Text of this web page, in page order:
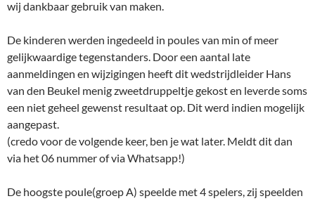
wij dankbaar gebruik van maken.
De kinderen werden ingedeeld in poules van min of meer
gelijkwaardige tegenstanders. Door een aantal late
aanmeldingen en wijzigingen heeft dit wedstrijdleider Hans
van den Beukel menig zweetdruppeltje gekost en leverde soms
een niet geheel gewenst resultaat op. Dit werd indien mogelijk
aangepast.
(credo voor de volgende keer, ben je wat later. Meldt dit dan
via het 06 nummer of via Whatsapp!)
De hoogste poule(groep A) speelde met 4 spelers, zij speelden